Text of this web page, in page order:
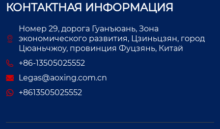
КОНТАКТНАЯ ИНФОРМАЦИЯ
Номер 29, дорога Гуанъюань, Зона
экономического развития, Цзиньцзян, город
Цюаньчжоу, провинция Фуцзянь, Китай
+86-13505025552
Legas@aoxing.com.cn
+8613505025552